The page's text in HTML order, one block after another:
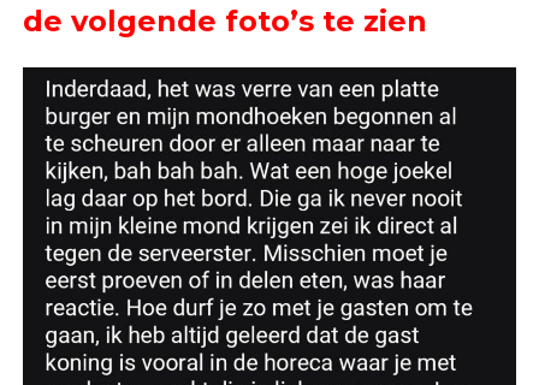
de volgende foto’s te zien